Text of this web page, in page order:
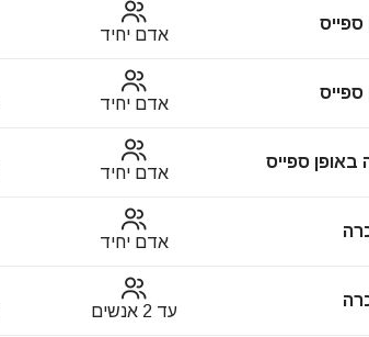
אדם יחיד
אדם יחיד
ספייס
אדם יחיד
אדם יחיד
עד 2 אנשים